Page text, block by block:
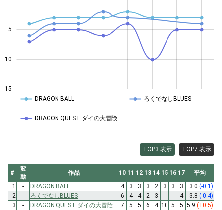
5
15
10
DRAGON BALL ろくでなしBLUES
DRAGON QUEST ダイの大冒険
TOP3 表示 TOP7 表示
#
変
動
作品 10 11 12 13 14 15 16 17
平均
1
- DRAGON BALL 4 3 3 3 2 3 3 3 3.0 (-0.1)
2
- ろくでなしBLUES 6 4 4 2 3 - - 4 3.8 (-0.4)
3
- DRAGON QUEST ダイの大冒険 7 5 5 6 4 10 5 5 5.9 (+0.5)